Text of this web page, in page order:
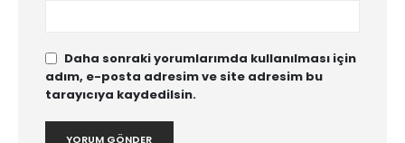
Daha sonraki yorumlarımda kullanılması için
adım, e-posta adresim ve site adresim bu
tarayıcıya kaydedilsin.